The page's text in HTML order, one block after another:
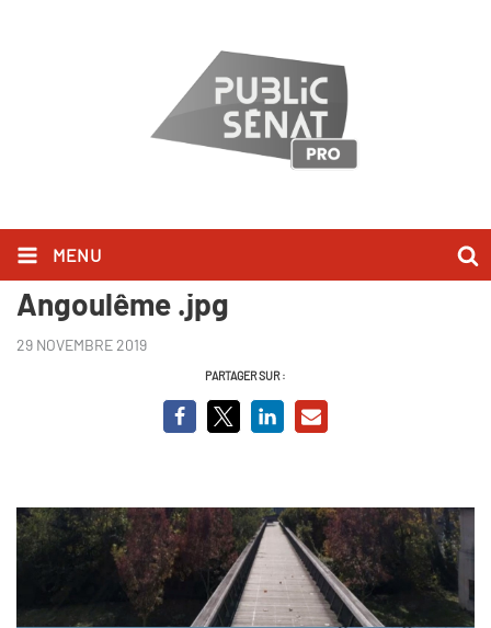
MENU
Et si New York s'appelait
Angoulême .jpg
29 NOVEMBRE 2019
PARTAGER SUR :